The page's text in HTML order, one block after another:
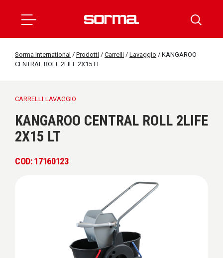
Sorma International / Prodotti / Carrelli / Lavaggio / KANGAROO
CENTRAL ROLL 2LIFE 2X15 LT
CARRELLI LAVAGGIO
KANGAROO CENTRAL ROLL 2LIFE
2X15 LT
COD: 17160123